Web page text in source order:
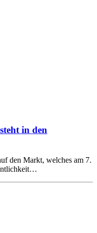
in den
den Markt, welches am 7.